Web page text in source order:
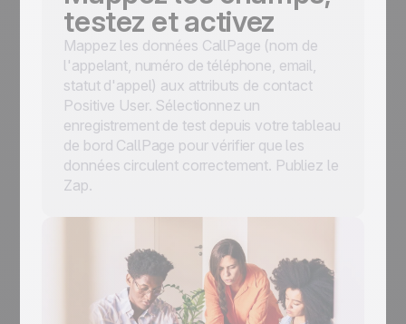
testez et activez
Mappez les données CallPage (nom de
l'appelant, numéro de téléphone, email,
statut d'appel) aux attributs de contact
Positive User. Sélectionnez un
enregistrement de test depuis votre tableau
de bord CallPage pour vérifier que les
données circulent correctement. Publiez le
Zap.